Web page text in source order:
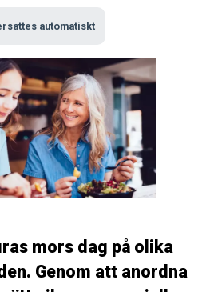
automatiskt
mors dag på olika
Genom att anordna